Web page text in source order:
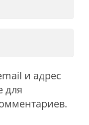
и адрес
для